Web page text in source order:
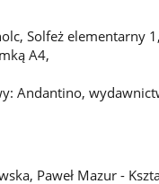
Solfeż elementarny
A4,
Andantino,
Paweł Mazur -